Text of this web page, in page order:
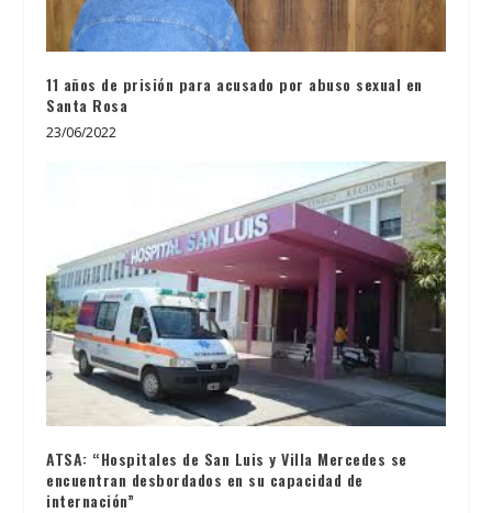
11 años de prisión para acusado por abuso sexual en
Santa Rosa
23/06/2022
ATSA: “Hospitales de San Luis y Villa Mercedes se
encuentran desbordados en su capacidad de
internación”